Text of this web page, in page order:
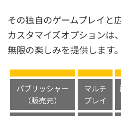
その独自のゲームプレイと
カスタマイズオプションは
無限の楽しみを提供します。
パブリッシャー
（販売元）
マルチ
プレイ